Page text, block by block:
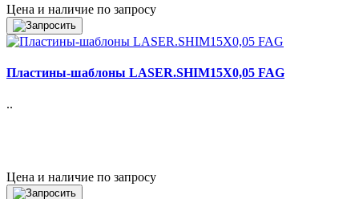
Цена и наличие по запросу
Пластины-шаблоны LASER.SHIM15X0,05 FAG
..
Цена и наличие по запросу